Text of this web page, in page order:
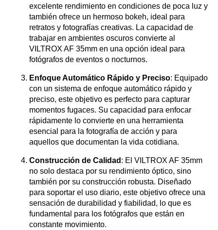
excelente rendimiento en condiciones de poca luz y
también ofrece un hermoso bokeh, ideal para
retratos y fotografías creativas. La capacidad de
trabajar en ambientes oscuros convierte al
VILTROX AF 35mm en una opción ideal para
fotógrafos de eventos o nocturnos.
Enfoque Automático Rápido y Preciso: Equipado
con un sistema de enfoque automático rápido y
preciso, este objetivo es perfecto para capturar
momentos fugaces. Su capacidad para enfocar
rápidamente lo convierte en una herramienta
esencial para la fotografía de acción y para
aquellos que documentan la vida cotidiana.
Construcción de Calidad : El VILTROX AF 35mm
no solo destaca por su rendimiento óptico, sino
también por su construcción robusta. Diseñado
para soportar el uso diario, este objetivo ofrece una
sensación de durabilidad y fiabilidad, lo que es
fundamental para los fotógrafos que están en
constante movimiento.